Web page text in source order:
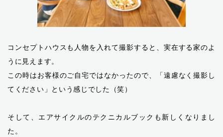
コンセプトハウスも人物を入れて撮影すると、実在する家のよ
うに見えます。
この時はお客様のご自宅ではなかったので、「遠慮なく撮影し
てください」という感じでした（笑）
そして、エアサイクルのテクニカルブックも新しくなりまし
た。